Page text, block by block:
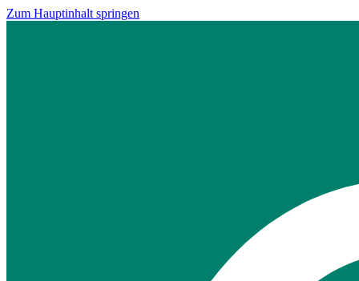
Zum Hauptinhalt springen